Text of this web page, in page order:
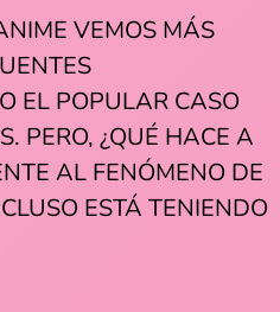
VEMOS MÁS
EL POPULAR CASO
PERO, ¿QUÉ HACE A
AL FENÓMENO DE
ESTÁ TENIENDO